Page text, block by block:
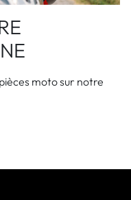
moto sur notre